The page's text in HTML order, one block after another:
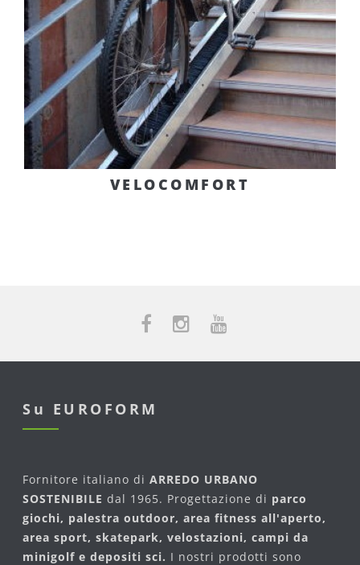
VELOCOMFORT
Su EUROFORM
Fornitore italiano di ARREDO URBANO
SOSTENIBILE dal 1965. Progettazione di parco
giochi, palestra outdoor, area fitness all'aperto,
area sport, skatepark, velostazioni, campi da
minigolf e depositi sci. I nostri prodotti sono